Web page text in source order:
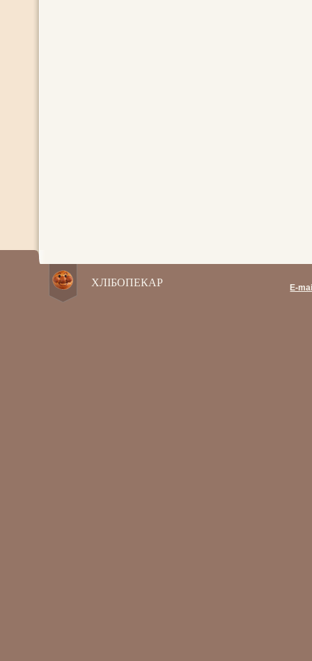
ХЛІБОПЕКАР E-